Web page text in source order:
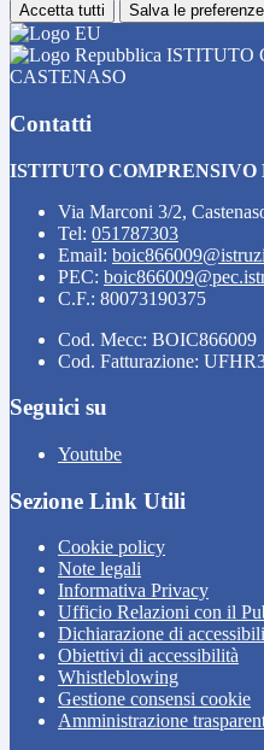
Accetta tutti Salva le preferenze
ISTITUTO
CASTENASO
Contatti
ISTITUTO COMPRENSIVO
Via Marconi 3/2,
Tel: 051787303
Email:
PEC:
C.F.: 80073190375
Cod. Mecc: BOIC866009
Cod. Fatturazione:
Seguici su
Youtube
Sezione Link Utili
Cookie policy
Note legali
Informativa Privacy
Ufficio Relazioni con il
Dichiarazione di
Obiettivi di accessibilità
Whistleblowing
Gestione consensi cookie
Amministrazione